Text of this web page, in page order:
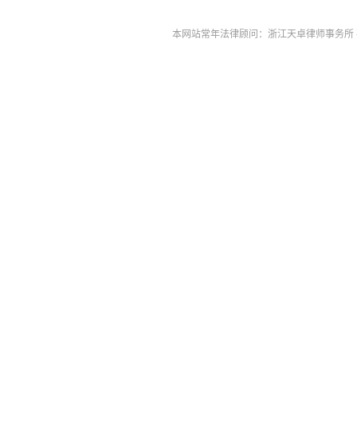
本网站常年法律顾问：浙江天卓律师事务